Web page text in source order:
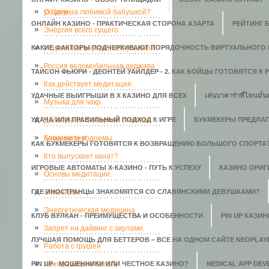
ОНЛАЙН КАЗИНО - ПРАКТИЧЕСКАЯ СТОРОНА АЗАРТА РЕЙТИНГ
КАКИЕ ФАКТОРЫ ПОДЧЕРКИВАЮТ ПОРЯДОЧНОСТЬ ВИРТУАЛЬНОГО
ТАЙСОН ФЬЮРИ - ДЕОНТЕЙ УАЙЛДЕР - 2. КАК БОЙЦЫ ГОТОВЯТСЯ К
УДАЧНЫЕ ВЫИГРЫШИ В X КАЗИНО ДЛЯ ВСЕХ เล่นบาคาร่าที่ไหนมั่น
УДАЧА ИЛИ ПРАВИЛЬНЫЙ ПОДХОД К ИГРЕ БУКМЕКЕРЫ
КАК БУКМЕКЕРЫ ГОТОВЯТСЯ К ВОЗВРАЩЕНИЮ БОЛЬШОГО
ИГРОВЫЕ АВТОМАТЫ Х-КАЗИНО - ПУТЬ К УСПЕХУ КАЗИНО
ГДЕ ИНОСТРАНЦЫ ЗНАКОМЯТСЯ СО СЛАВЯНСКИМИ ДЕВУШКАМИ?
КЛУБ ВУЛКАН - ПРЕИМУЩЕСТВА И ОСОБЕННОСТИ PIN UP
ЛУЧШАЯ ПОМОЩЬ ДЛЯ БЕТТЕРОВ – ВСЕ НА ОДНОМ САЙТЕ
PIN UP - МОШЕННИКИ ИЛИ ЧЕСТНОЕ КАЗИНО? MEDICAL APP
уходом за любимой бабушкой?
О Цигун
Энергия всего сущего
Исцеление внутренней улыбкой
Россия веломобильная держава
Как действует медитация.
Музыка для чакр
Дайверы из Северной столицы
почистили водоемы.
Баранки гну!
Кто выпускает канат?
Основы медитации.
О мантрах
Энергетическая медицина
Запрет на дайвинг с акулами.
Работа с грушей
Как правильно бегать